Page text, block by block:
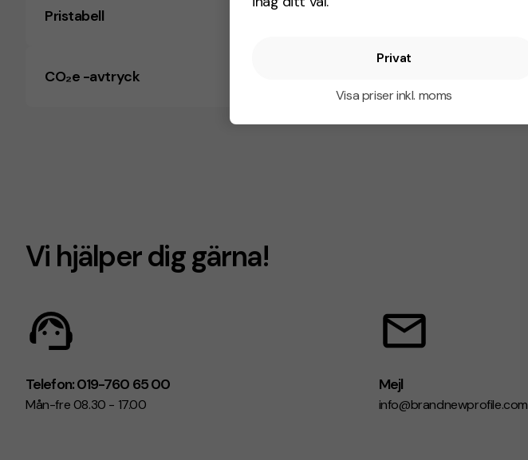
Privat
Visa priser inkl. moms
Pristabell
CO₂e -avtryck
Vi hjälper dig gärna!
Telefon: 019-760 65 00
Mån-fre 08.30 - 17.00
Mejl
info@brandnewprofile.com